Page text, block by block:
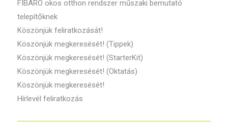
FIBARO okos otthon rendszer műszaki bemutató
telepítőknek
Köszönjük feliratkozását!
Köszönjük megkeresését! (Tippek)
Köszönjük megkeresését! (StarterKit)
Köszönjük megkeresését! (Oktatás)
Köszönjük megkeresését!
Hírlevél feliratkozás